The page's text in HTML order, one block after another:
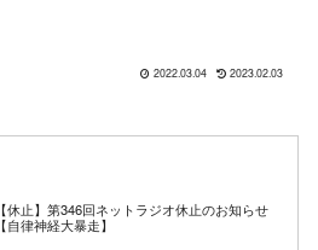
2022.03.04 2023.02.03
【休止】第346回ネットラジオ休止のお知らせ
【自律神経大暴走】